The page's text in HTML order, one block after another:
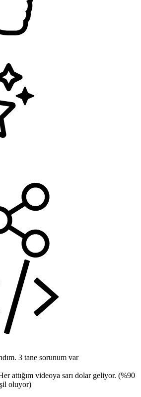
3 tane sorunum var
attığım videoya sarı dolar geliyor. (%90
oluyor)